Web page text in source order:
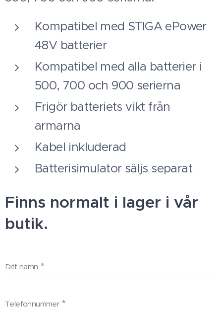
Kompatibel med STIGA ePower
48V batterier
Kompatibel med alla batterier i
500, 700 och 900 serierna
Frigör batteriets vikt från
armarna
Kabel inkluderad
Batterisimulator säljs separat
Finns normalt i lager i vår
butik.
Ditt namn
Telefonnummer